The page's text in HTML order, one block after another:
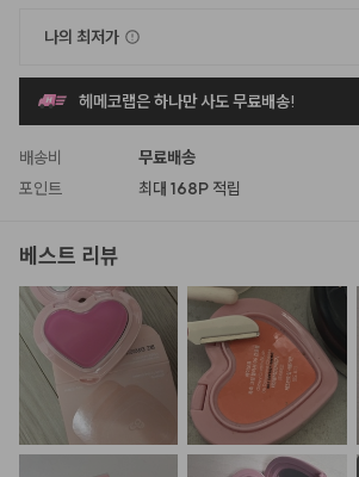
나의 최저가
헤메코랩은 하나만 사도 무료배송!
배송비
무료배송
포인트
최대 168P 적립
베스트 리뷰